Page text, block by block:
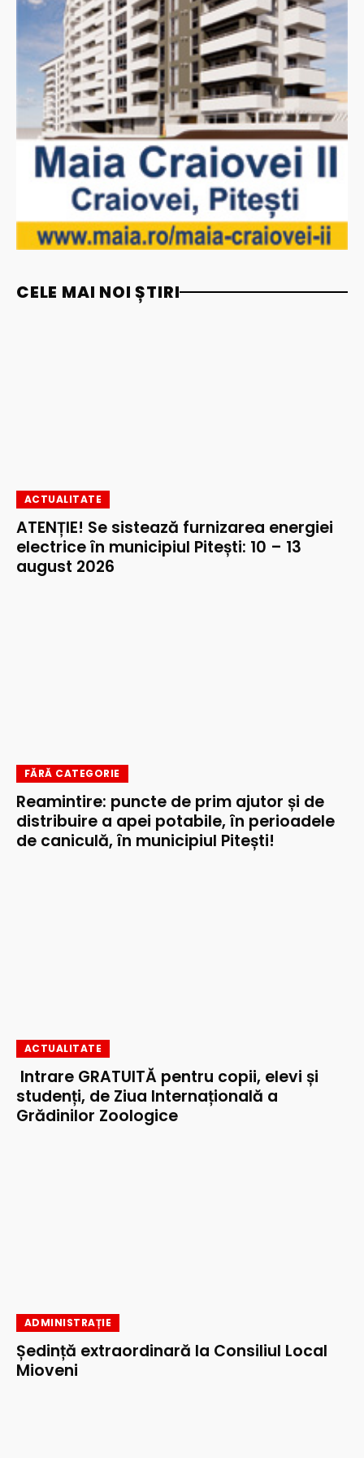
CELE MAI NOI ȘTIRI
ACTUALITATE
ATENȚIE! Se sistează furnizarea energiei
electrice în municipiul Pitești: 10 – 13
august 2026
FĂRĂ CATEGORIE
Reamintire: puncte de prim ajutor și de
distribuire a apei potabile, în perioadele
de caniculă, în municipiul Pitești!
ACTUALITATE
Intrare GRATUITĂ pentru copii, elevi și
studenți, de Ziua Internațională a
Grădinilor Zoologice
ADMINISTRAȚIE
Ședință extraordinară la Consiliul Local
Mioveni